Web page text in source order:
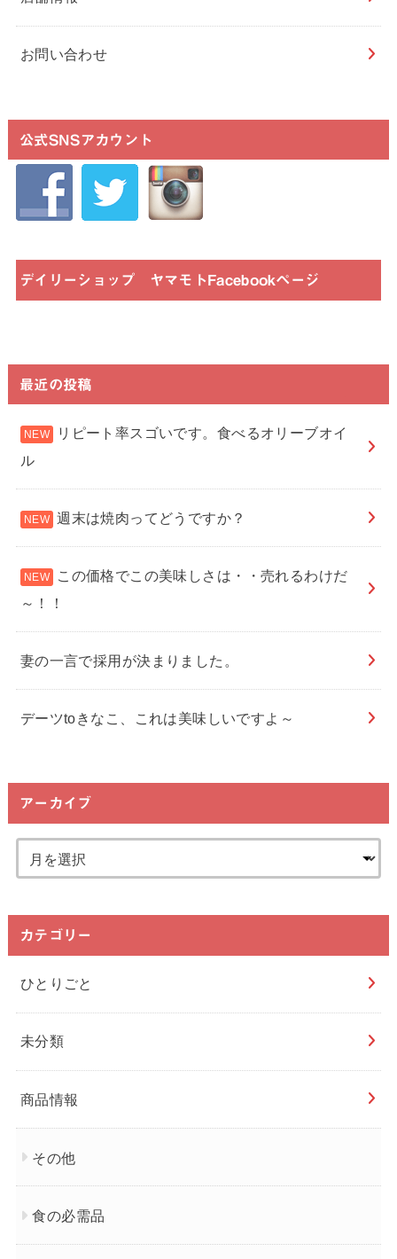
お問い合わせ
公式SNSアカウント
デイリーショップ ヤマモトFacebookページ
最近の投稿
リピート率スゴいです。食べるオリーブオイ
ル
週末は焼肉ってどうですか？
この価格でこの美味しさは・・売れるわけだ
～！！
妻の一言で採用が決まりました。
デーツtoきなこ、これは美味しいですよ～
アーカイブ
カテゴリー
ひとりごと
未分類
商品情報
その他
食の必需品